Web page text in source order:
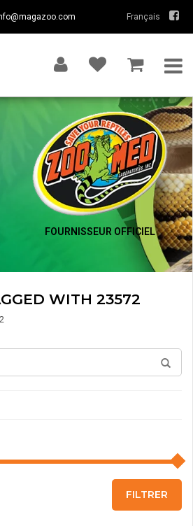
Français
FOURNISSEUR OFFICIEL
WITH 23572
FILTRER